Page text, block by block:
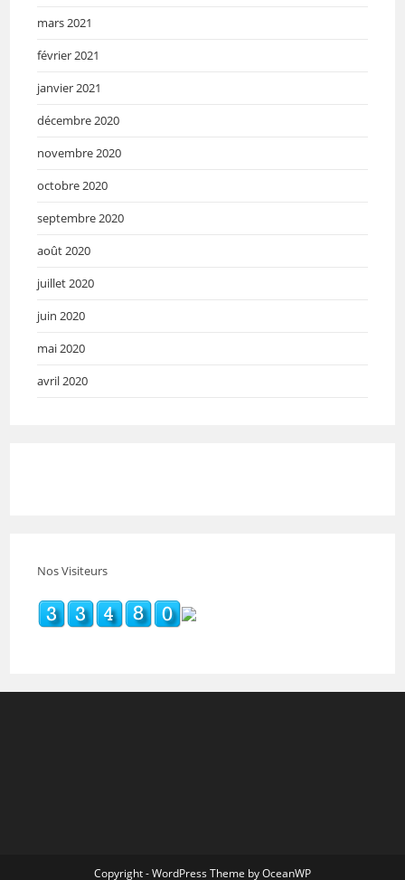
mars 2021
février 2021
janvier 2021
décembre 2020
novembre 2020
octobre 2020
septembre 2020
août 2020
juillet 2020
juin 2020
mai 2020
avril 2020
Nos Visiteurs
Copyright - WordPress Theme by OceanWP